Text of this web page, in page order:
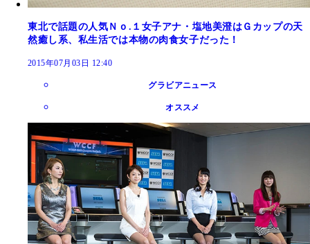
東北で話題の人気Ｎｏ.１女子アナ・塩地美澄はＧカップの天
然癒し系、私生活では本物の肉食女子だった！
2015年07月03日 12:40
グラビアニュース
オススメ